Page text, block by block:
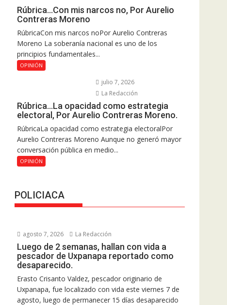
Rúbrica…Con mis narcos no, Por Aurelio
Contreras Moreno
RúbricaCon mis narcos noPor Aurelio Contreras
Moreno La soberanía nacional es uno de los
principios fundamentales...
OPINIÓN
julio 7, 2026
La Redacción
Rúbrica…La opacidad como estrategia
electoral, Por Aurelio Contreras Moreno.
RúbricaLa opacidad como estrategia electoralPor
Aurelio Contreras Moreno Aunque no generó mayor
conversación pública en medio...
OPINIÓN
POLICIACA
agosto 7, 2026 La Redacción
Luego de 2 semanas, hallan con vida a
pescador de Uxpanapa reportado como
desaparecido.
Erasto Crisanto Valdez, pescador originario de
Uxpanapa, fue localizado con vida este viernes 7 de
agosto, luego de permanecer 15 días desaparecido